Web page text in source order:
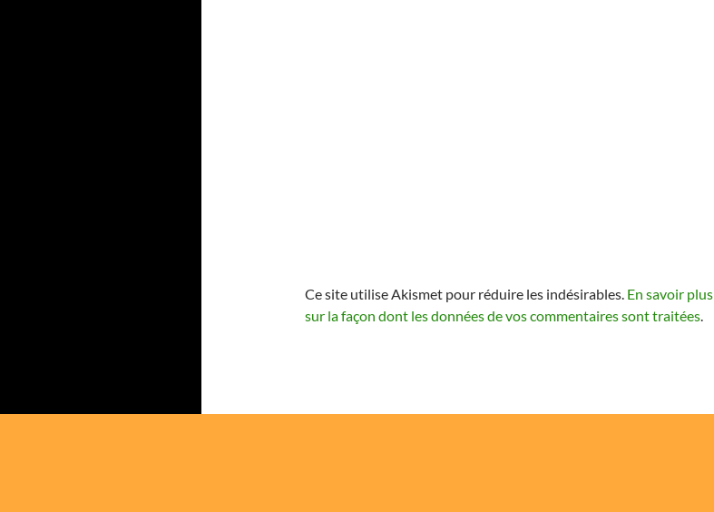
Ce site utilise Akismet pour réduire les indésirables. En savoir plus
sur la façon dont les données de vos commentaires sont traitées.